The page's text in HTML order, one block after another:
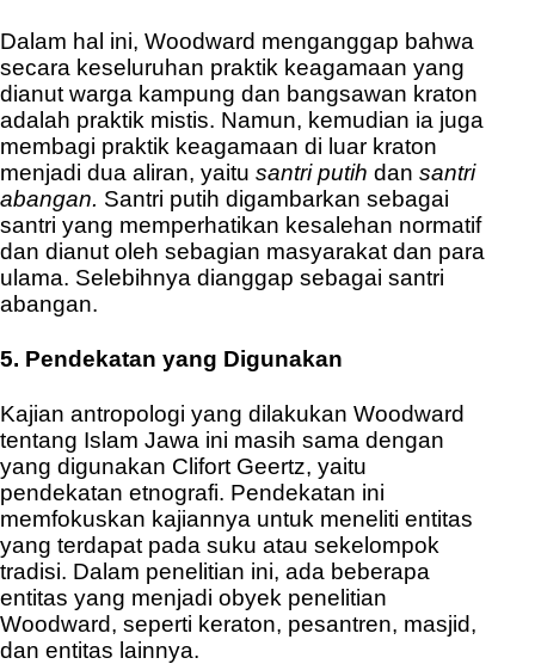
Dalam hal ini, Woodward menganggap bahwa
secara keseluruhan praktik keagamaan yang
dianut warga kampung dan bangsawan kraton
adalah praktik mistis. Namun, kemudian ia juga
membagi praktik keagamaan di luar kraton
menjadi dua aliran, yaitu santri putih dan santri
abangan. Santri putih digambarkan sebagai
santri yang memperhatikan kesalehan normatif
dan dianut oleh sebagian masyarakat dan para
ulama. Selebihnya dianggap sebagai santri
abangan.
5. Pendekatan yang Digunakan
Kajian antropologi yang dilakukan Woodward
tentang Islam Jawa ini masih sama dengan
yang digunakan Clifort Geertz, yaitu
pendekatan etnografi. Pendekatan ini
memfokuskan kajiannya untuk meneliti entitas
yang terdapat pada suku atau sekelompok
tradisi. Dalam penelitian ini, ada beberapa
entitas yang menjadi obyek penelitian
Woodward, seperti keraton, pesantren, masjid,
dan entitas lainnya.